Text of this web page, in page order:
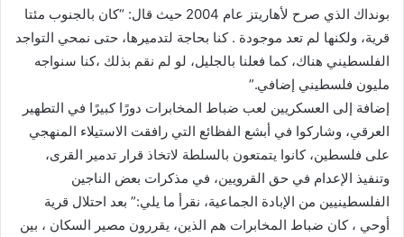
بونداك الذي صرح لأهاريتز عام 2004 حيث قال: “كان بالجنوب مئتا
قرية، ولكنها لم تعد موجودة . كنا بحاجة لتدميرها، حتى نمحي التواجد
الفلسطيني هناك، كما فعلنا بالجليل، لو لم نقم بذلك ،كنا سنواجه
مليون فلسطيني إضافي.”
إضافة إلى العسكريين لعب ضباط المخابرات دورًا كبيرًا في التطهير
العرقي، وشاركوا في أبشع الفظائع التي رافقت الاستيلاء المنهجي
على فلسطين، كانوا يتمتعون بالسلطة لاتخاذ قرار تدمير القرى،
وتنفيذ الإعدام في حق القرويين، في مذكرات بعض الناجين
الفلسطينيين من الإبادة الجماعية، نقرأ ما يلي:” بعد احتلال قرية
أوحي ، كان ضباط المخابرات هم الذين، يقررون مصير السكان ، بين